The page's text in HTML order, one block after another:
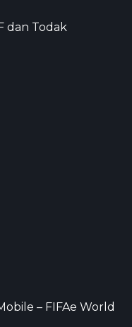
dan Todak
– FIFAe World